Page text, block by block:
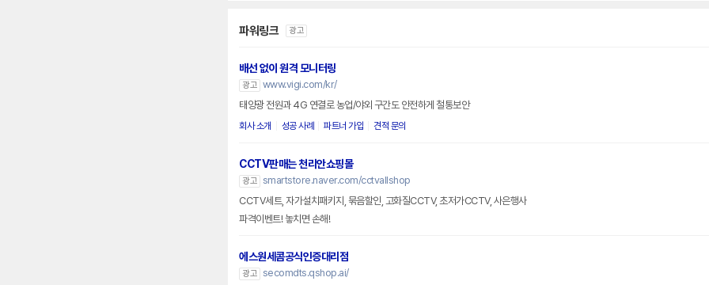
파워링크 광고
배선 없이 원격 모니터링
광고 www.vigi.com/kr/
태양광 전원과 4G 연결로 농업/야외 구간도 안전하게 철통보안
회사 소개 성공 사례 파트너 가입 견적 문의
CCTV판매는 천리안쇼핑몰
광고 smartstore.naver.com/cctvallshop
CCTV세트, 자가설치패키지, 묶음할인, 고화질CCTV, 초저가CCTV, 사은행사
파격이벤트! 놓치면 손해!
에스원세콤공식인증대리점
광고 secomdts.qshop.ai/